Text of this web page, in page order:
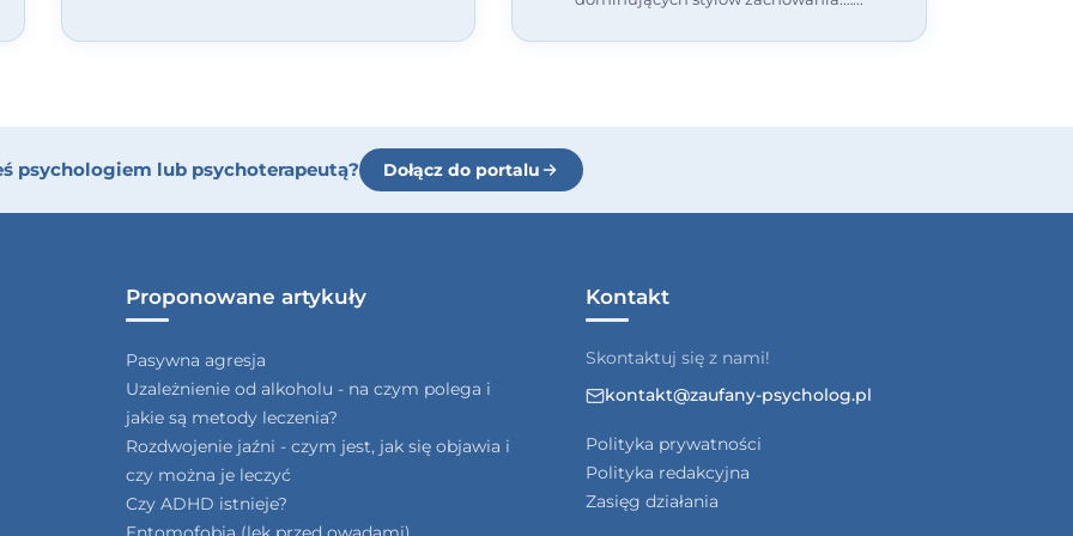
psychologiem lub psychoterapeutą? Dołącz do portalu
Proponowane artykuły
Pasywna agresja
Uzależnienie od alkoholu - na czym polega i
jakie są metody leczenia?
Rozdwojenie jaźni - czym jest, jak się objawia i
czy można je leczyć
Czy ADHD istnieje?
Kontakt
Skontaktuj się z nami!
kontakt@zaufany-psycholog.pl
Polityka prywatności
Polityka redakcyjna
Zasięg działania